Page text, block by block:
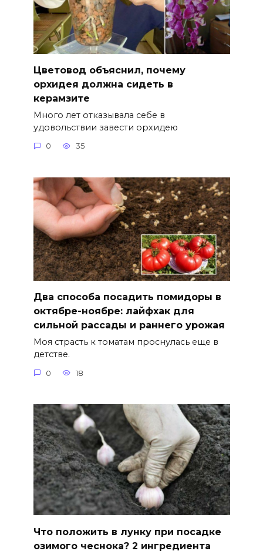
Цветовод объяснил, почему
орхидея должна сидеть в
керамзите
Много лет отказывала себе в
удовольствии завести орхидею
0 35
Два способа посадить помидоры в
октябре-ноябре: лайфхак для
сильной рассады и раннего урожая
Моя страсть к томатам проснулась еще в
детстве.
0 18
Что положить в лунку при посадке
озимого чеснока? 2 ингредиента